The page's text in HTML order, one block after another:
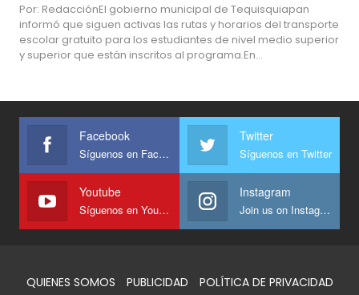
Por: RedacciónEl gobierno municipal de Tequisquiapan
informó que siguen activas las rutas y horarios del transporte
escolar gratuito para los estudiantes de nivel medio superior
y superior que están inscritos al programa.En…
Facebook
Síguenos en Facebook
Twitter
Síguenos en Twitter
Youtube
Síguenos en Youtube
Instagram
Join us on Instagram
QUIENES SOMOS PUBLICIDAD POLÍTICA DE PRIVACIDAD